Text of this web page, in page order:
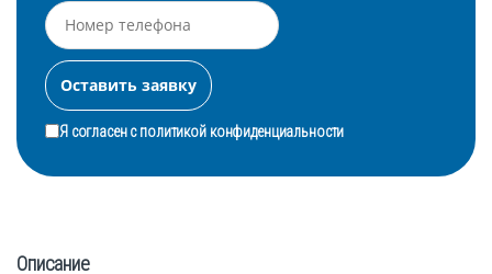
Я согласен сполитикой конфиденциальности
Описание